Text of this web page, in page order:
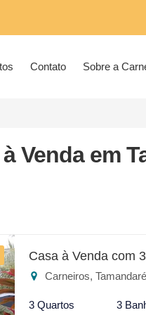
Contato Sobre a
Venda em
Casa à Venda com
Carneiros,
3 Quartos 3